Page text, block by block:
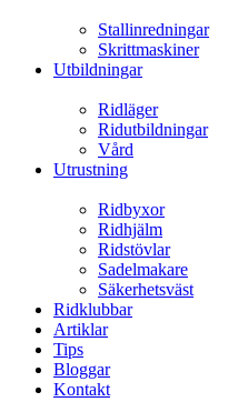
Stallinredningar
Skrittmaskiner
Utbildningar
Ridläger
Ridutbildningar
Vård
Utrustning
Ridbyxor
Ridhjälm
Ridstövlar
Sadelmakare
Säkerhetsväst
Ridklubbar
Artiklar
Tips
Bloggar
Kontakt